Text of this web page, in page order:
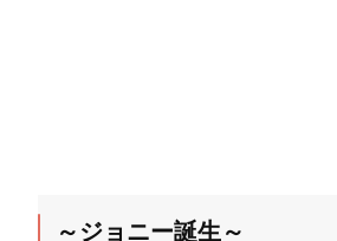
～ジョニー誕生～